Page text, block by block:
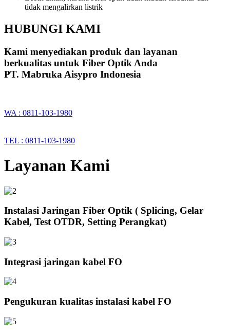
tidak mengalirkan listrik
HUBUNGI KAMI
Kami menyediakan produk dan layanan
berkualitas untuk Fiber Optik Anda
PT. Mabruka Aisypro Indonesia
WA : 0811-103-1980
TEL : 0811-103-1980
Layanan Kami
Instalasi Jaringan Fiber Optik ( Splicing, Gelar
Kabel, Test OTDR, Setting Perangkat)
Integrasi jaringan kabel FO
Pengukuran kualitas instalasi kabel FO